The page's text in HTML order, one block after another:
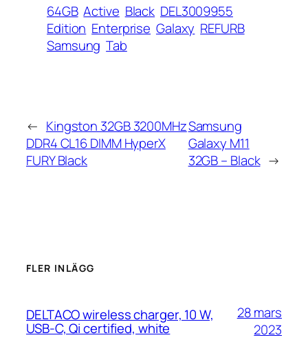
64GB Active Black DEL3009955
Edition Enterprise Galaxy REFURB
Samsung Tab
← Kingston 32GB 3200MHz
DDR4 CL16 DIMM HyperX
FURY Black
Samsung
Galaxy M11
32GB – Black →
FLER INLÄGG
DELTACO wireless charger, 10 W,
USB-C, Qi certified, white
28 mars
2023